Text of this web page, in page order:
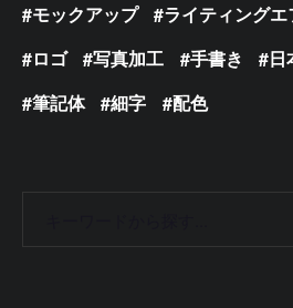
モックアップ
ライティングエ
ロゴ
写真加工 手書き
日
筆記体
細字 配色